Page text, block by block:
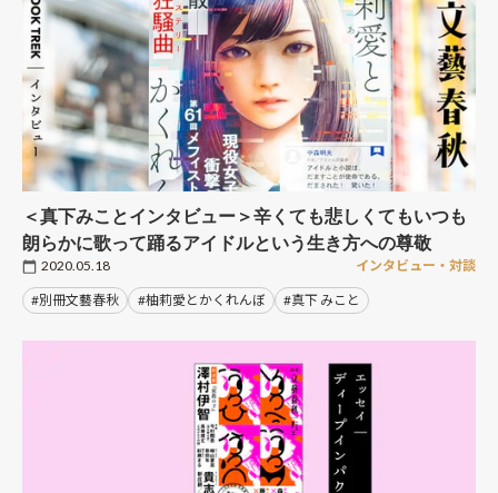
＜真下みことインタビュー＞辛くても悲しくてもいつも
朗らかに歌って踊るアイドルという生き方への尊敬
2020.05.18 インタビュー・対談
#別冊文藝春秋 #柚莉愛とかくれんぼ #真下 みこと